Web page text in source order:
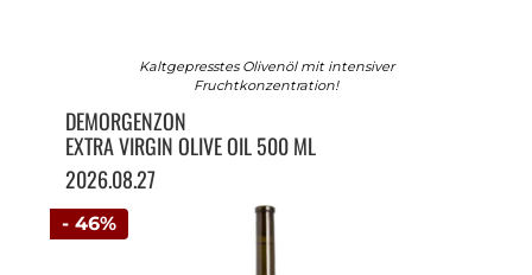
- 46%
Kaltgepresstes Olivenöl mit intensiver
Fruchtkonzentration!
DEMORGENZON
EXTRA VIRGIN OLIVE OIL 500 ML
2026.08.27